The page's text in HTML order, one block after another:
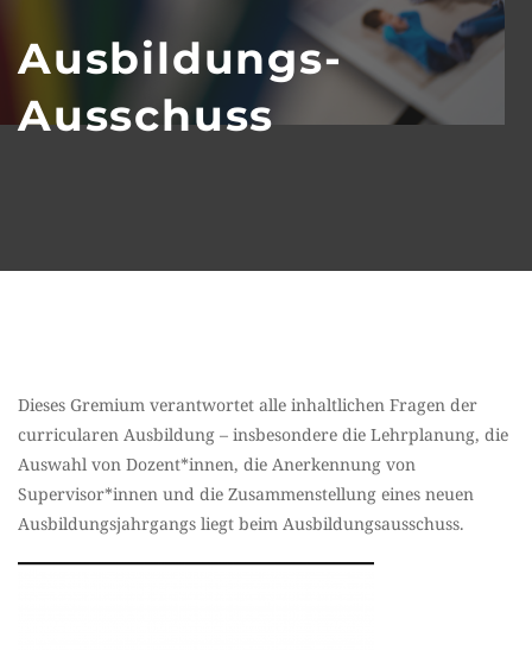
Ausbildungs-
Ausschuss
Dieses Gremium verantwortet alle inhaltlichen Fragen der
curricularen Ausbildung – insbesondere die Lehrplanung, die
Auswahl von Dozent*innen, die Anerkennung von
Supervisor*innen und die Zusammenstellung eines neuen
Ausbildungsjahrgangs liegt beim Ausbildungsausschuss.